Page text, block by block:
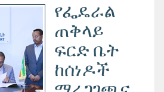
የፌዴራል
ጠቅላይ
ፍርድ ቤት
ከሰነዶች